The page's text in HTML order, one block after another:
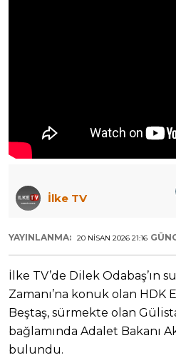
İlke TV
YAYINLANMA: 20 NISAN 2026 21:16
İlke TV’de Dilek Odabaş’ın
Zamanı’na konuk olan HDK
Beştaş, sürmekte olan
bağlamında Adalet Bakanı
bulundu.